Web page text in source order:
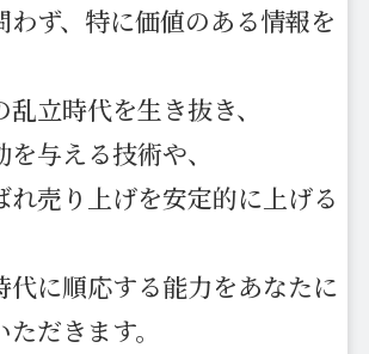
わず、特に価値のある情報を
立時代を生き抜き、
与える技術や、
れ売り上げを安定的に上げる
代に順応する能力をあなたに
だきます。